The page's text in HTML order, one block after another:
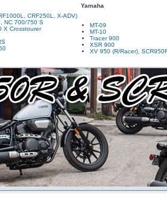
Yamaha
CRF250L, X-ADV)
NC 700/750 S
X Crosstourer
MT-09
MT-10
Tracer 900
XSR 900
XV 950 (R/Racer),